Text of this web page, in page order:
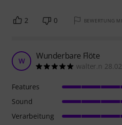
2 0 BEWERTUNG
W Wunderbare Flöte
walter.n
Features
Sound
Verarbeitung